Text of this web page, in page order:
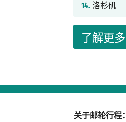
了解更多
14. 洛杉矶
关于邮轮行程：